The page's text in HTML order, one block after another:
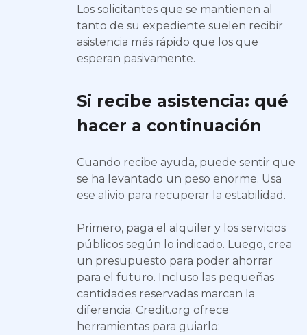
Los solicitantes que se mantienen al
tanto de su expediente suelen recibir
asistencia más rápido que los que
esperan pasivamente.
Si recibe asistencia: qué
hacer a continuación
Cuando recibe ayuda, puede sentir que
se ha levantado un peso enorme. Usa
ese alivio para recuperar la estabilidad.
Primero, paga el alquiler y los servicios
públicos según lo indicado. Luego, crea
un presupuesto para poder ahorrar
para el futuro. Incluso las pequeñas
cantidades reservadas marcan la
diferencia. Credit.org ofrece
herramientas para guiarlo: